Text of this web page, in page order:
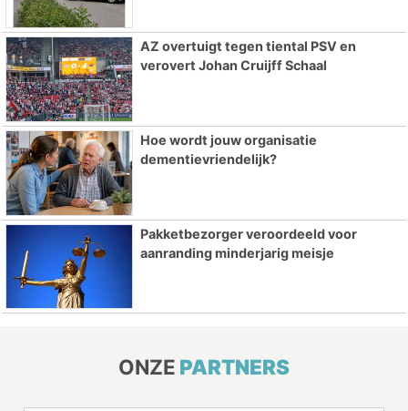
AZ overtuigt tegen tiental PSV en
verovert Johan Cruijff Schaal
Hoe wordt jouw organisatie
dementievriendelijk?
Pakketbezorger veroordeeld voor
aanranding minderjarig meisje
ONZE PARTNERS